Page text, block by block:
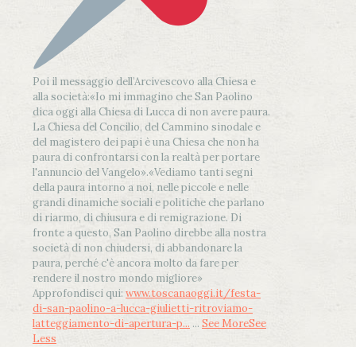
Poi il messaggio dell’Arcivescovo alla Chiesa e
alla società:«Io mi immagino che San Paolino
dica oggi alla Chiesa di Lucca di non avere paura.
La Chiesa del Concilio, del Cammino sinodale e
del magistero dei papi è una Chiesa che non ha
paura di confrontarsi con la realtà per portare
l'annuncio del Vangelo».«Vediamo tanti segni
della paura intorno a noi, nelle piccole e nelle
grandi dinamiche sociali e politiche che parlano
di riarmo, di chiusura e di remigrazione. Di
fronte a questo, San Paolino direbbe alla nostra
società di non chiudersi, di abbandonare la
paura, perché c'è ancora molto da fare per
rendere il nostro mondo migliore»
Approfondisci qui: www.toscanaoggi.it/festa-
di-san-paolino-a-lucca-giulietti-ritroviamo-
latteggiamento-di-apertura-p... ... See MoreSee
Less